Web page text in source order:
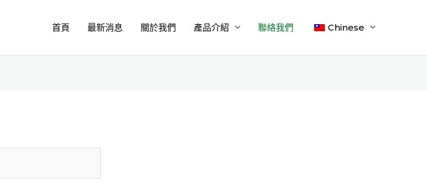
首頁 最新消息 關於我們 產品介紹 聯絡我們 Chinese